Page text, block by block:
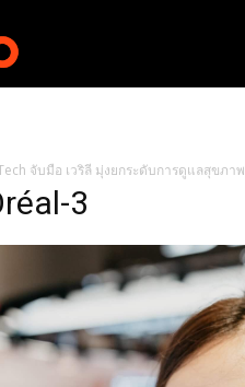
จับมือ เวริลี มุ่งยกระดับการดูแลสุขภ
3